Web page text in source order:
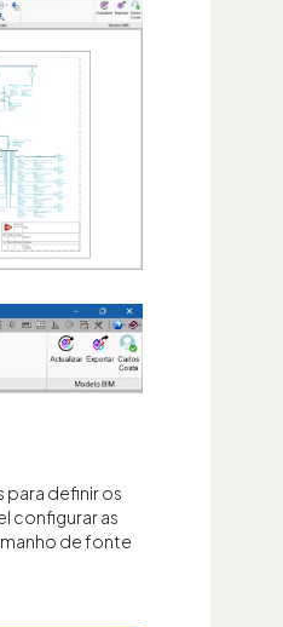
para definir os
configurar as
de fonte